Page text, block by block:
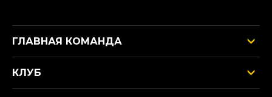
ГЛАВНАЯ КОМАНДА
КЛУБ